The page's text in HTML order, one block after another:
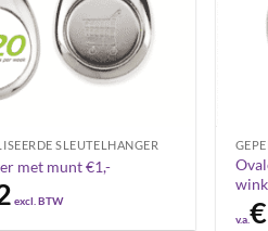
SLEUTELHANGER
met munt €1,-
excl. BTW
v.a.€